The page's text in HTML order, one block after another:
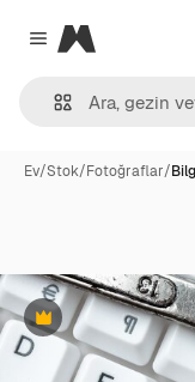
Close menu
Magnific
Ev/Stok/Fotoğraflar/
Premium